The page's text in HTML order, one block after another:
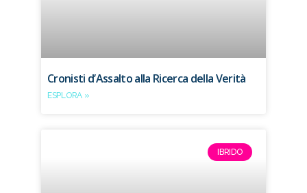
Cronisti d’Assalto alla Ricerca della Verità
ESPLORA »
IBRIDO